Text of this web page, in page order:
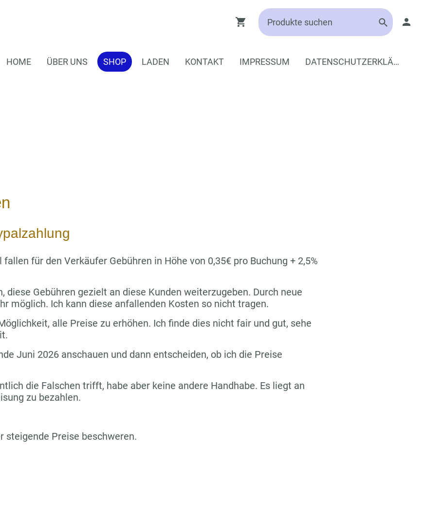
HOME ÜBER UNS SHOP LADEN KONTAKT IMPRESSUM DATENSCHUTZERKLÄRUNG
für den Verkäufer Gebühren in Höhe von 0,35€ pro Buchung + 2,5%
diese Gebühren gezielt an diese Kunden weiterzugeben. Durch neue
möglich. Ich kann diese anfallenden Kosten so nicht tragen.
alle Preise zu erhöhen. Ich finde dies nicht fair und gut, sehe
Juni 2026 anschauen und dann entscheiden, ob ich die Preise
die Falschen trifft, habe aber keine andere Handhabe. Es liegt an
zu bezahlen.
steigende Preise beschweren.